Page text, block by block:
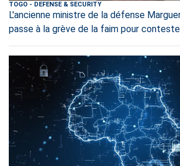
TOGO - DEFENSE & SECURITY
L'ancienne ministre de la défense
passe à la grève de la faim pour